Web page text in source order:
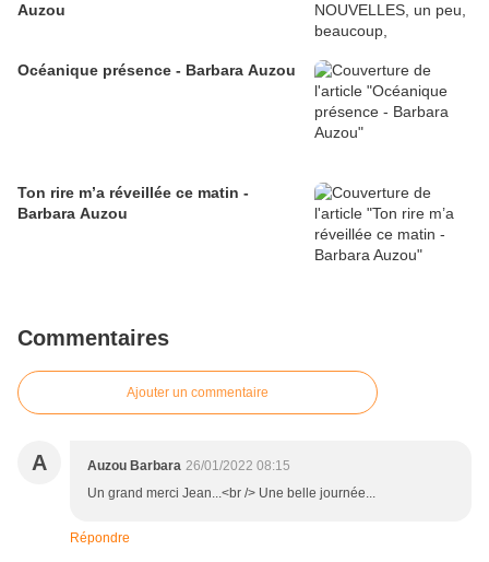
Auzou
Océanique présence - Barbara Auzou
Ton rire m’a réveillée ce matin -
Barbara Auzou
Commentaires
Ajouter un commentaire
A Auzou Barbara 26/01/2022 08:15
Un grand merci Jean...<br /> Une belle journée...
Répondre